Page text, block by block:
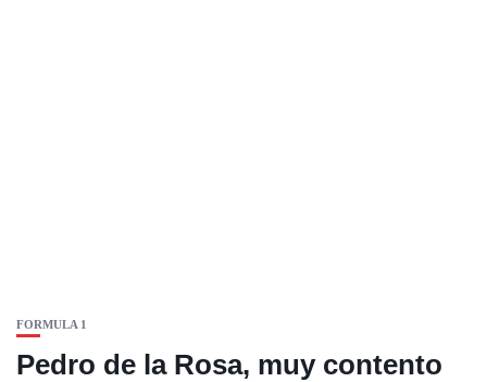
FORMULA 1
Pedro de la Rosa, muy contento